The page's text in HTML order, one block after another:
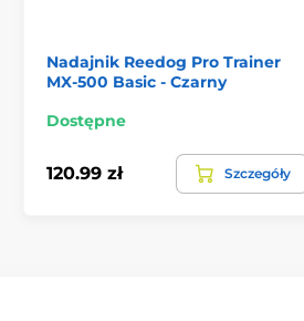
Nadajnik Reedog Pro Trainer
MX-500 Basic - Czarny
Dostępne
120.99 zł Szczegóły